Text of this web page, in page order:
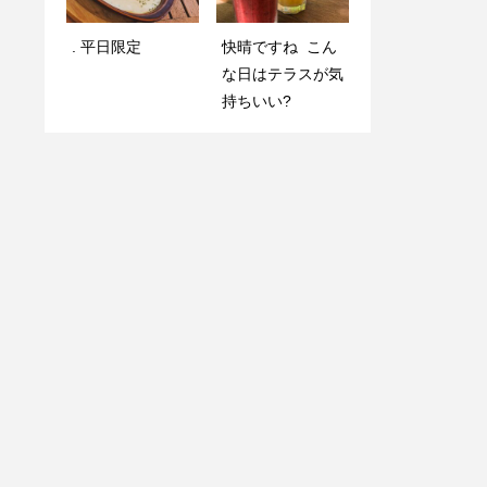
. 平日限定️
快晴ですね こん
な日はテラスが気
持ちいい?
お客様 事も安心です